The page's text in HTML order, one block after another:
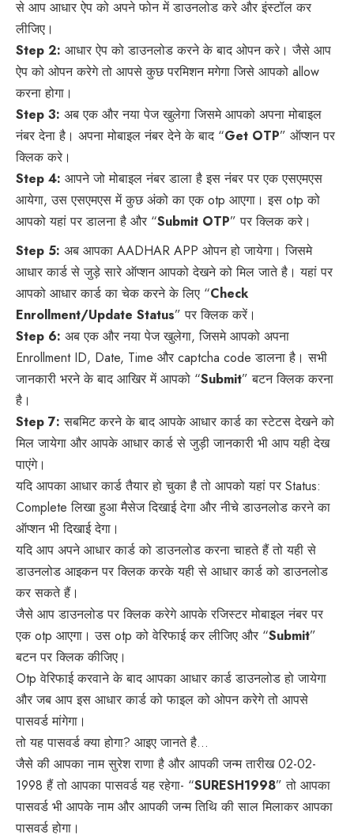
से आप आधार ऐप को अपने फोन में डाउनलोड करे और इंस्टॉल कर
लीजिए।
Step 2: आधार ऐप को डाउनलोड करने के बाद ओपन करे। जैसे आप
ऐप को ओपन करेगे तो आपसे कुछ परमिशन मगेगा जिसे आपको allow
करना होगा।
Step 3: अब एक और नया पेज खुलेगा जिसमे आपको अपना मोबाइल
नंबर देना है। अपना मोबाइल नंबर देने के बाद “Get OTP” ऑप्शन पर
क्लिक करे।
Step 4: आपने जो मोबाइल नंबर डाला है इस नंबर पर एक एसएमएस
आयेगा, उस एसएमएस में कुछ अंको का एक otp आएगा। इस otp को
आपको यहां पर डालना है और “Submit OTP” पर क्लिक करे।
Step 5: अब आपका AADHAR APP ओपन हो जायेगा। जिसमे
आधार कार्ड से जुड़े सारे ऑप्शन आपको देखने को मिल जाते है। यहां पर
आपको आधार कार्ड का चेक करने के लिए “Check
Enrollment/Update Status” पर क्लिक करें।
Step 6: अब एक और नया पेज खुलेगा, जिसमे आपको अपना
Enrollment ID, Date, Time और captcha code डालना है। सभी
जानकारी भरने के बाद आखिर में आपको “Submit” बटन क्लिक करना
है।
Step 7: सबमिट करने के बाद आपके आधार कार्ड का स्टेटस देखने को
मिल जायेगा और आपके आधार कार्ड से जुड़ी जानकारी भी आप यही देख
पाएंगे।
यदि आपका आधार कार्ड तैयार हो चुका है तो आपको यहां पर Status:
Complete लिखा हुआ मैसेज दिखाई देगा और नीचे डाउनलोड करने का
ऑप्शन भी दिखाई देगा।
यदि आप अपने आधार कार्ड को डाउनलोड करना चाहते हैं तो यही से
डाउनलोड आइकन पर क्लिक करके यही से आधार कार्ड को डाउनलोड
कर सकते हैं।
जैसे आप डाउनलोड पर क्लिक करेगे आपके रजिस्टर मोबाइल नंबर पर
एक otp आएगा। उस otp को वेरिफाई कर लीजिए और “Submit”
बटन पर क्लिक कीजिए।
Otp वेरिफाई करवाने के बाद आपका आधार कार्ड डाउनलोड हो जायेगा
और जब आप इस आधार कार्ड को फाइल को ओपन करेगे तो आपसे
पासवर्ड मांगेगा।
तो यह पासवर्ड क्या होगा? आइए जानते है…
जैसे की आपका नाम सुरेश राणा है और आपकी जन्म तारीख 02-02-
1998 हैं तो आपका पासवर्ड यह रहेगा- “SURESH1998” तो आपका
पासवर्ड भी आपके नाम और आपकी जन्म तिथि की साल मिलाकर आपका
पासवर्ड होगा।